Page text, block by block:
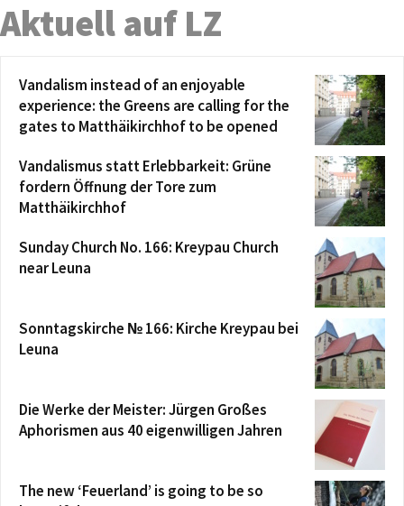
Aktuell auf LZ
Vandalism instead of an enjoyable
experience: the Greens are calling for the
gates to Matthäikirchhof to be opened
Vandalismus statt Erlebbarkeit: Grüne
fordern Öffnung der Tore zum
Matthäikirchhof
Sunday Church No. 166: Kreypau Church
near Leuna
Sonntagskirche № 166: Kirche Kreypau bei
Leuna
Die Werke der Meister: Jürgen Großes
Aphorismen aus 40 eigenwilligen Jahren
The new ‘Feuerland’ is going to be so